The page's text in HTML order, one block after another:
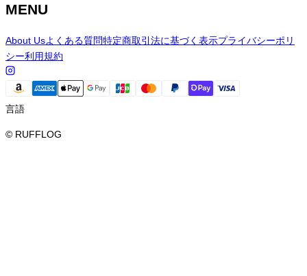
MENU
About Usよくある質問特定商取引法に基づく表示プライバシーポリ
シー利用規約
言語
© RUFFLOG